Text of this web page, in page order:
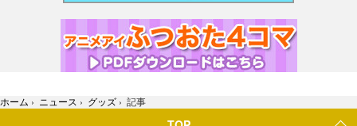
ホーム › ニュース › グッズ › 記事